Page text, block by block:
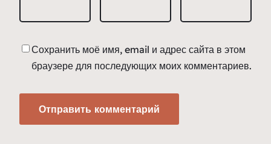
Сохранить моё имя, email и адрес сайта в этом
браузере для последующих моих комментариев.